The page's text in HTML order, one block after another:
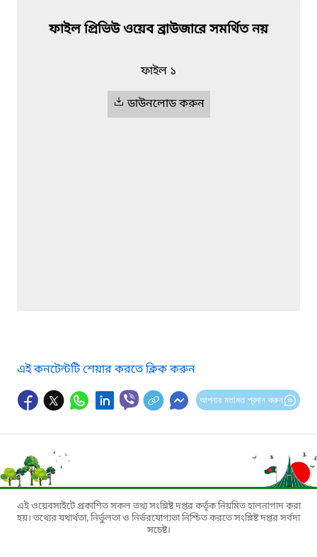
ফাইল প্রিভিউ ওয়েব ব্রাউজারে সমর্থিত নয়
ফাইল ১
ডাউনলোড করুন
এই কনটেন্টটি শেয়ার করতে ক্লিক করুন
আপনার মতামত প্রদান করুন
এই ওয়েবসাইটে প্রকাশিত সকল তথ্য সংশ্লিষ্ট দপ্তর কর্তৃক নিয়মিত হালনাগাদ করা
হয়। তথ্যের যথার্থতা, নির্ভুলতা ও নির্ভরযোগ্যতা নিশ্চিত করতে সংশ্লিষ্ট দপ্তর সর্বদা
সচেষ্ট।